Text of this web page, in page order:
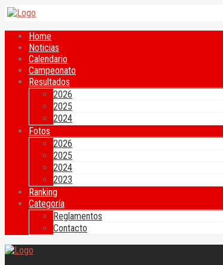
Home
Noticias
Calendario
Campeonato
Resultados
2026
2025
2024
Fotos
2026
2025
2024
2023
Ranking
Categoría
Reglamentos
Contacto